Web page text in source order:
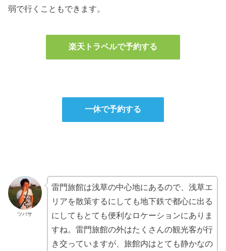
弱で行くこともできます。
楽天トラベルで予約する
一休で予約する
ツバサ
雷門旅館は浅草の中心地にあるので、浅草エ
リアを散策するにしても地下鉄で都心に出る
にしてもとても便利なロケーションにありま
すね。雷門旅館の外はたくさんの観光客が行
き交っていますが、旅館内はとても静かなの